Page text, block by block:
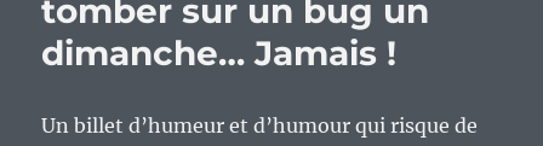
tomber sur un bug un
dimanche… Jamais !
Un billet d’humeur et d’humour qui risque de